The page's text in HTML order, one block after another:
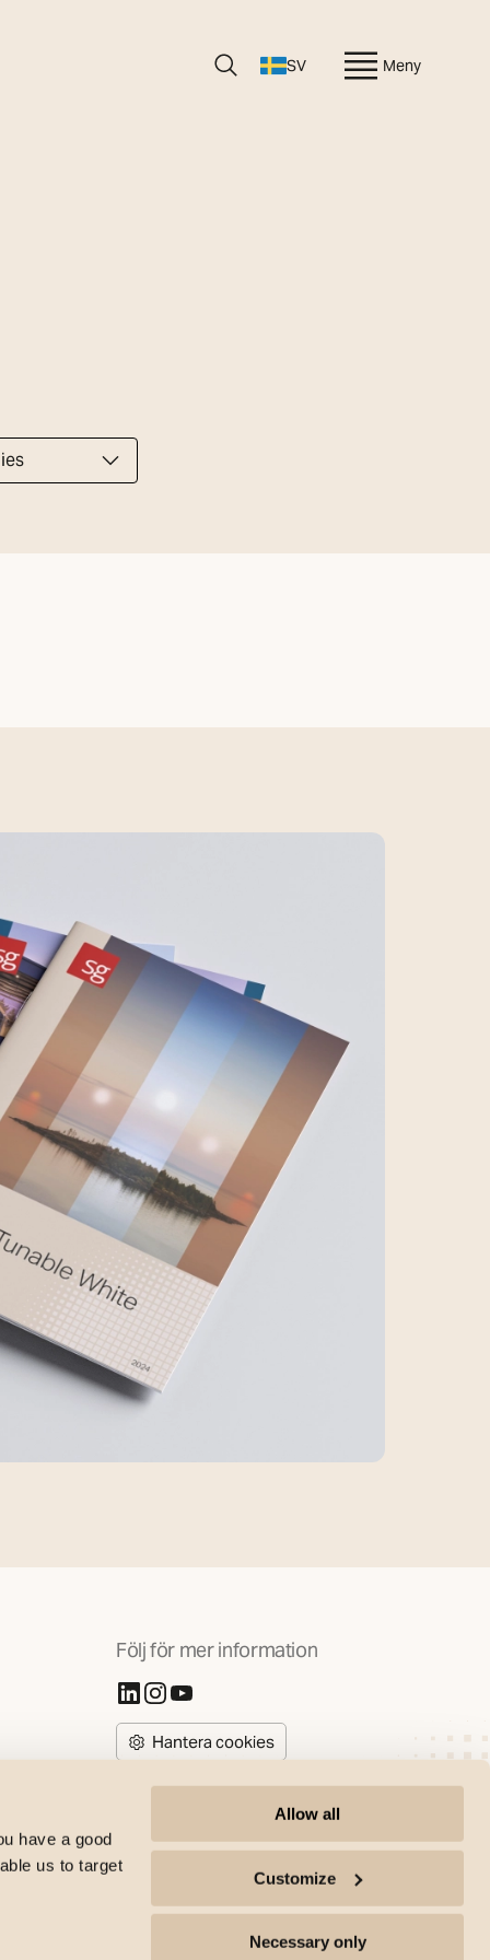
have a good
us to target
Allow all
Customize
Necessary only
SV Meny
Följ för mer information
(Öppnas i ny flik)
(Öppnas i ny flik)
(Öppnas i ny flik)
Hantera cookies
SG Armaturen copyright | All rights reserved © 2017-2026 |